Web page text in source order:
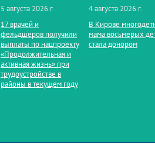
5 августа 2026 г.
17 врачей и
фельдшеров получили
выплаты по нацпроекту
«Продолжительная и
активная жизнь» при
трудоустройстве в
районы в текущем году
4 августа 2026 г.
В Кирове
мама восьмерых
стала донором